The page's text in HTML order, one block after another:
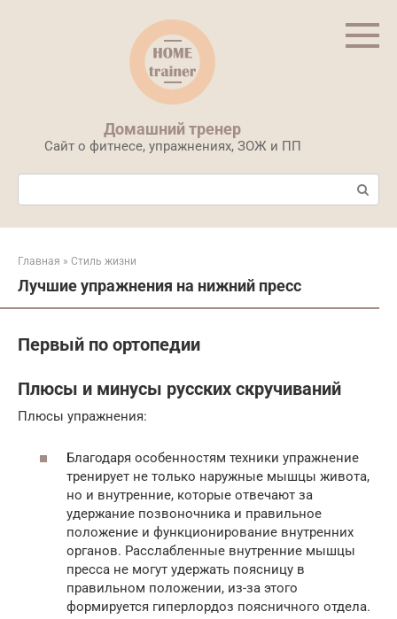
Домашний тренер
Сайт о фитнесе, упражнениях, ЗОЖ и ПП
Поиск:
Главная » Стиль жизни
Лучшие упражнения на нижний пресс
Первый по ортопедии
Плюсы и минусы русских скручиваний
Плюсы упражнения:
Благодаря особенностям техники упражнение
тренирует не только наружные мышцы живота,
но и внутренние, которые отвечают за
удержание позвоночника и правильное
положение и функционирование внутренних
органов. Расслабленные внутренние мышцы
пресса не могут удержать поясницу в
правильном положении, из-за этого
формируется гиперлордоз поясничного отдела.